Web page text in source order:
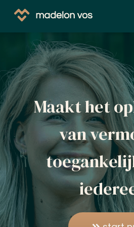
Maakt het
van
beleid
zijn
om
te
Ze
gebruikt
deze